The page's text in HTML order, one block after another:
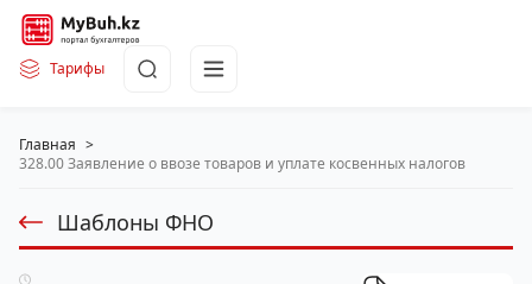
Тарифы
Главная >
328.00 Заявление о ввозе товаров и уплате косвенных налогов
Шаблоны ФНО